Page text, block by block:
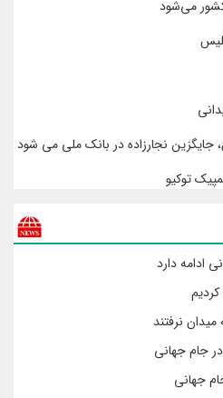
کشور می‌شود
جایگزین نجارزاده در بانک ملی می شود
توکیو
ادامه دارد
نرفتند
جام جهانی
جهانی